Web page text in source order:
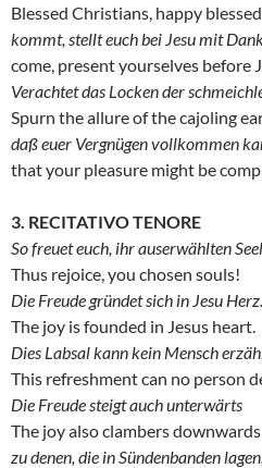
Blessed Christians, happy blessed
kommt, stellt euch bei Jesu mit
come, present yourselves before
Verachtet das Locken der
Spurn the allure of the cajoling
daß euer Vergnügen vollkommen
that your pleasure might be
3. RECITATIVO TENORE
So freuet euch, ihr auserwählten
Thus rejoice, you chosen souls!
Die Freude gründet sich in Jesu Herz.
The joy is founded in Jesus heart.
Dies Labsal kann kein Mensch
This refreshment can no person
Die Freude steigt auch unterwärts
The joy also clambers downwards
zu denen, die in Sündenbanden lagen,